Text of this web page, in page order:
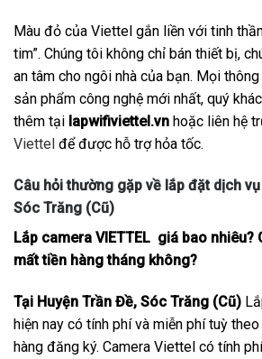
Màu đỏ của Viettel gắn liền với tinh
tim”. Chúng tôi không chỉ bán thiết bị,
an tâm cho ngôi nhà của bạn. Mọi
sản phẩm công nghệ mới nhất, quý
thêm tại lapwifiviettel.vn hoặc liên hệ
Viettel để được hỗ trợ hỏa tốc.
Câu hỏi thường gặp về lắp đặt dịch
Sóc Trăng (Cũ)
Lắp camera VIETTEL giá bao nhiêu?
mất tiền hàng tháng không?
Tại Huyện Trần Đề, Sóc Trăng (Cũ)
hiện nay có tính phí và miễn phí tuỳ
hàng đăng ký. Camera Viettel có tính